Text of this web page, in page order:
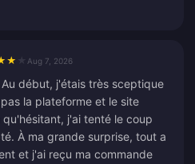
★ Aug 7, 2026
début, j'étais très sceptique
la plateforme et le site
qu'hésitant, j'ai tenté le coup
À ma grande surprise, tout a
et j'ai reçu ma commande